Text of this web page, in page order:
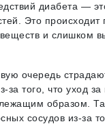
диабета —
Это происходит
и слишком
очередь
за того, что уход
образом.
сосудов из-за